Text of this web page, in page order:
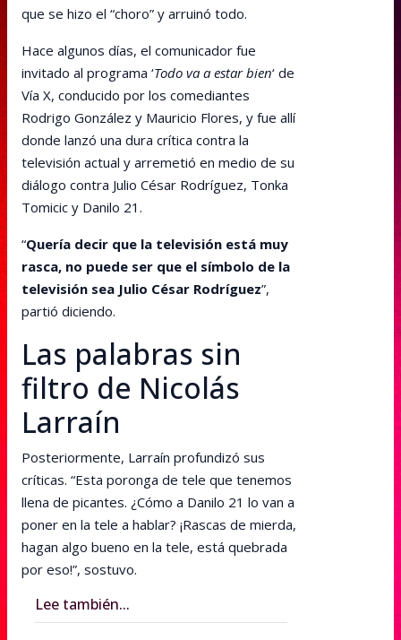
que se hizo el “choro” y arruinó todo.
Hace algunos días, el comunicador fue
invitado al programa ‘Todo va a estar bien‘ de
Vía X, conducido por los comediantes
Rodrigo González y Mauricio Flores, y fue allí
donde lanzó una dura crítica contra la
televisión actual y arremetió en medio de su
diálogo contra Julio César Rodríguez, Tonka
Tomicic y Danilo 21.
“Quería decir que la televisión está muy
rasca, no puede ser que el símbolo de la
televisión sea Julio César Rodríguez”,
partió diciendo.
Las palabras sin
filtro de Nicolás
Larraín
Posteriormente, Larraín profundizó sus
críticas. “Esta poronga de tele que tenemos
llena de picantes. ¿Cómo a Danilo 21 lo van a
poner en la tele a hablar? ¡Rascas de mierda,
hagan algo bueno en la tele, está quebrada
por eso!”, sostuvo.
Lee también...